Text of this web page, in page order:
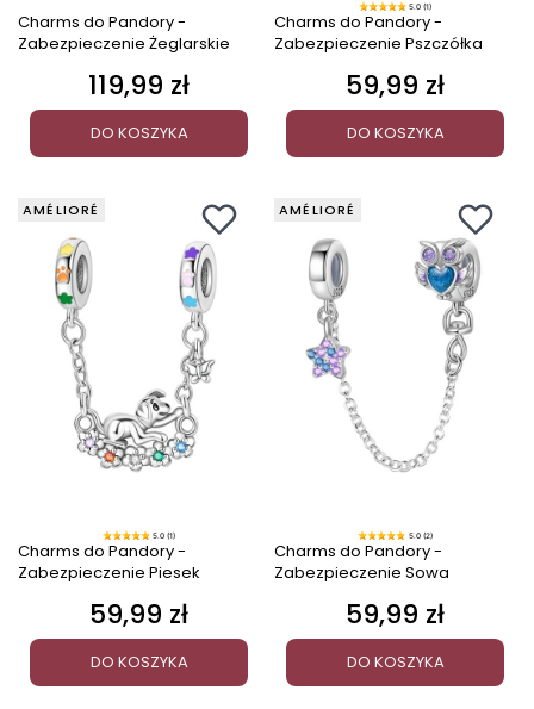
Charms do Pandory -
Zabezpieczenie Żeglarskie
Cena
119,99 zł
DO KOSZYKA
5.0 (1)
Charms do Pandory -
Zabezpieczenie Pszczółka
Cena
59,99 zł
DO KOSZYKA
AMÉLIORÉ
5.0 (1)
Charms do Pandory -
Zabezpieczenie Piesek
Cena
59,99 zł
DO KOSZYKA
AMÉLIORÉ
5.0 (2)
Charms do Pandory -
Zabezpieczenie Sowa
Cena
59,99 zł
DO KOSZYKA